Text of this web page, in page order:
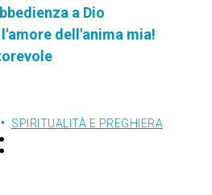
a Dio
dell'anima mia!
SPIRITUALITÀ E PREGHIERA